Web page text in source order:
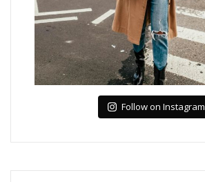
Follow on Instagram